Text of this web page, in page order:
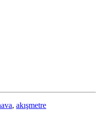
, akışmetre